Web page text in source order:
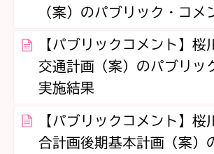
（案）のパブリック・コメ
【パブリックコメント】桜
交通計画（案）のパブリッ
実施結果
【パブリックコメント】桜
合計画後期基本計画（案）